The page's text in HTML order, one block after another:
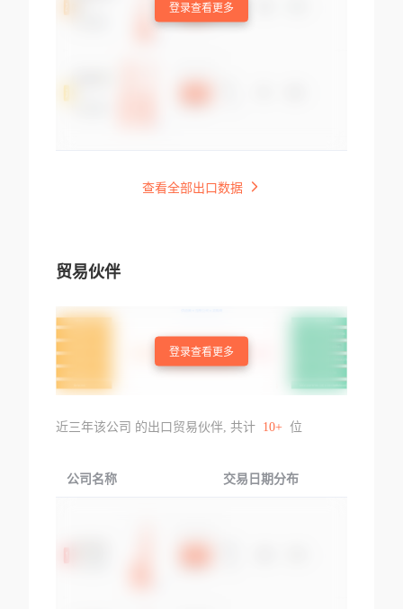
登录查看更多
查看全部出口数据
贸易伙伴
登录查看更多
近三年该公司 的出口贸易伙伴, 共计 10+ 位
公司名称 交易日期分布